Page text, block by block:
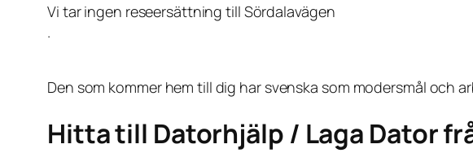
Vi tar ingen reseersättning till Sördalavägen
.
Den som kommer hem till dig har svenska som modersmål och
Hitta till Datorhjälp / Laga Dator